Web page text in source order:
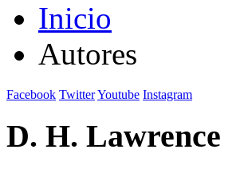
Inicio
Autores
Facebook TwitterYoutube Instagram
D. H. Lawrence